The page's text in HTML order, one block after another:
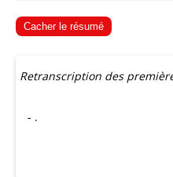
Cacher le résumé
Retranscription des
- .